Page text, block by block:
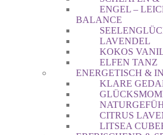
ENGEL –
BALANCE
LAVENDEL
KOKOS
ELFEN TANZ
ENERGETISCH &
KLARE
CITRUS
LITSEA